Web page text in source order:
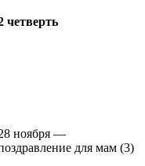
четверть
ноября —
для мам (3)